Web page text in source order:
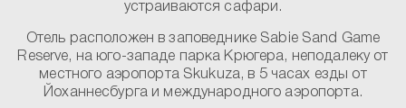
устраиваются сафари.
Отель расположен в заповеднике Sabie Sand Game
Reserve, на юго-западе парка Крюгера, неподалеку от
местного аэропорта Skukuza, в 5 часах езды от
Йоханнесбурга и международного аэропорта.